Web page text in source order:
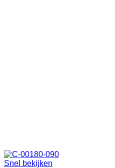
Snel bekijken